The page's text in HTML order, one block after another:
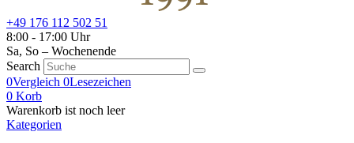
+49 176 112 502 51
8:00 - 17:00 Uhr
Sa, So – Wochenende
Search
0Vergleich 0Lesezeichen
0 Korb
Warenkorb ist noch leer
Kategorien